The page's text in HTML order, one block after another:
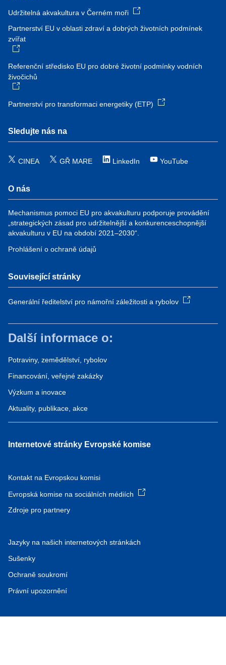
Udržitelná akvakultura v Černém moři
Partnerství EU v oblasti zdraví a dobrých životních podmínek
zvířat
Referenční středisko EU pro dobré životní podmínky vodních
živočichů
Partnerství pro transformaci energetiky (ETP)
Sledujte nás na
CINEA GŘ MARE LinkedIn YouTube
O nás
Mechanismus pomoci EU pro akvakulturu podporuje provádění
„strategických zásad pro udržitelnější a konkurenceschopnější
akvakulturu v EU na období 2021–2030“.
Prohlášení o ochraně údajů
Související stránky
Generální ředitelství pro námořní záležitosti a rybolov
Další informace o:
Potraviny, zemědělství, rybolov
Financování, veřejné zakázky
Výzkum a inovace
Aktuality, publikace, akce
Internetové stránky Evropské komise
Kontakt na Evropskou komisi
Evropská komise na sociálních médiích
Zdroje pro partnery
Jazyky na našich internetových stránkách
Sušenky
Ochraně soukromí
Právní upozornění